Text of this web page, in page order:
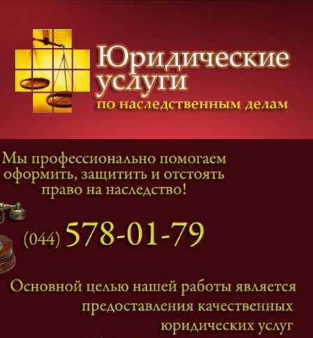
Категории дел
Наследование и Завещание
Оформление наследства
Оспаривание наследства
Адвокат наследственные дела
и Вакансии